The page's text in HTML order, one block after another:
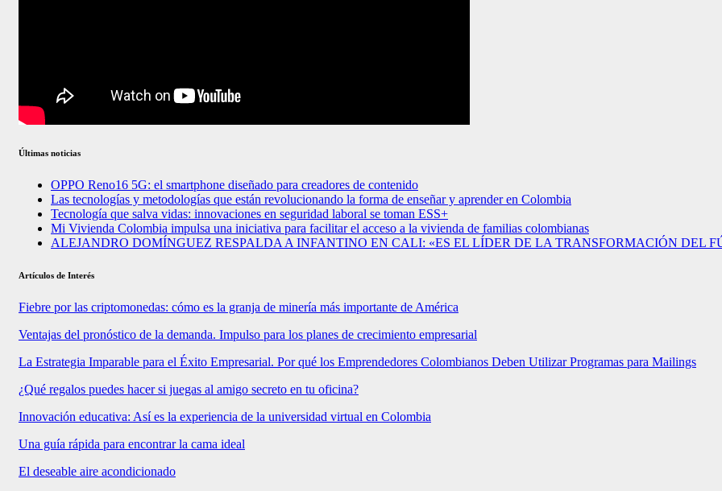
Últimas noticias
OPPO Reno16 5G: el smartphone diseñado para creadores de contenido
Las tecnologías y metodologías que están revolucionando la forma de enseñar y aprender en Colombia
Tecnología que salva vidas: innovaciones en seguridad laboral se toman ESS+
Mi Vivienda Colombia impulsa una iniciativa para facilitar el acceso a la vivienda de familias colombianas
ALEJANDRO DOMÍNGUEZ RESPALDA A INFANTINO EN CALI: «ES EL LÍDER DE LA TRANSFORMACIÓN DEL
Artículos de Interés
Fiebre por las criptomonedas: cómo es la granja de minería más importante de América
Ventajas del pronóstico de la demanda. Impulso para los planes de crecimiento empresarial
La Estrategia Imparable para el Éxito Empresarial. Por qué los Emprendedores Colombianos Deben Utilizar Programas para Mailings
¿Qué regalos puedes hacer si juegas al amigo secreto en tu oficina?
Innovación educativa: Así es la experiencia de la universidad virtual en Colombia
Una guía rápida para encontrar la cama ideal
El deseable aire acondicionado